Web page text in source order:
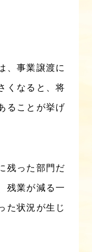
、事業譲渡に
くなると、将
ることが挙げ
残った部門だ
残業が減る一
た状況が生じ